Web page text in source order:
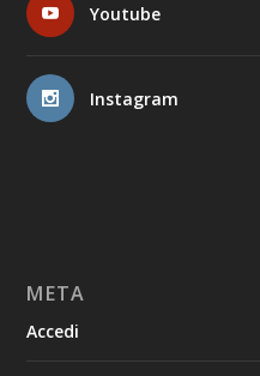
Youtube
Instagram
META
Accedi